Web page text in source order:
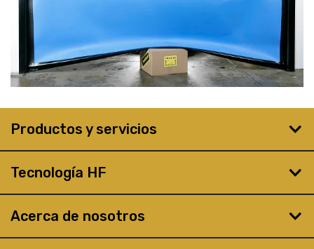
Productos y servicios
Tecnología HF
Acerca de nosotros